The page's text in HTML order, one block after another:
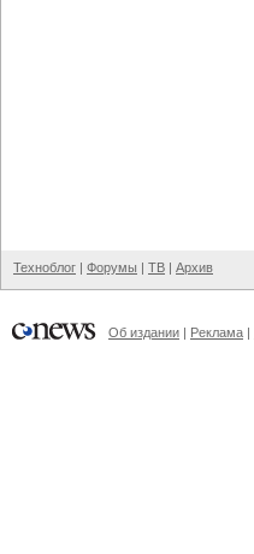
Техноблог | Форумы | ТВ | Архив
Об издании | Реклама |